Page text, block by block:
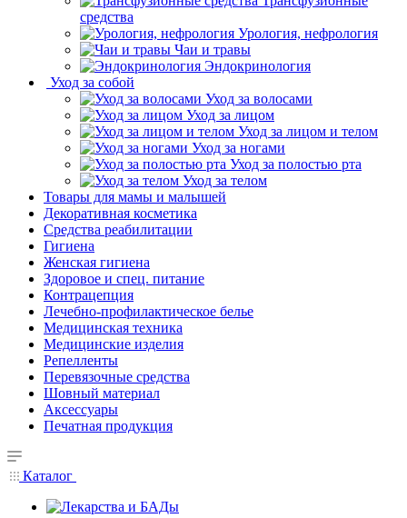
средства
Урология, нефрология
Чаи и травы
Эндокринология
Уход за собой
Уход за волосами
Уход за лицом
Уход за лицом и телом
Уход за ногами
Уход за полостью рта
Уход за телом
Товары для мамы и малышей
Декоративная косметика
Средства реабилитации
Гигиена
Женская гигиена
Здоровое и спец. питание
Контрацепция
Лечебно-профилактическое белье
Медицинская техника
Медицинские изделия
Репелленты
Перевязочные средства
Шовный материал
Аксессуары
Печатная продукция
Каталог